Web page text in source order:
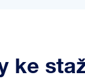
ke